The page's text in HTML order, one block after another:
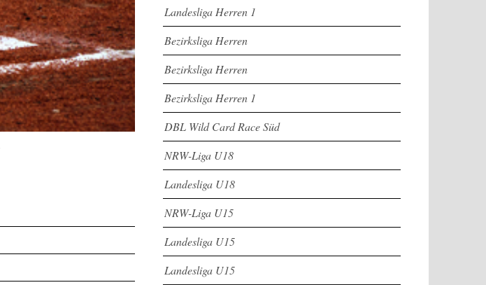
Landesliga Herren 1
Bezirksliga Herren
Bezirksliga Herren
Bezirksliga Herren 1
DBL Wild Card Race Süd
NRW-Liga U18
Landesliga U18
NRW-Liga U15
Landesliga U15
Landesliga U15